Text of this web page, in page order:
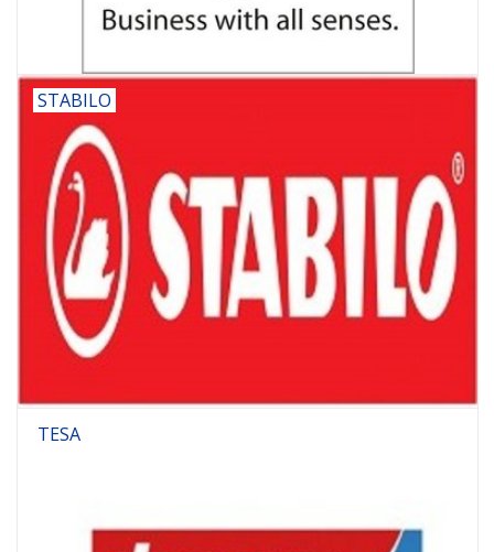
STABILO
TESA